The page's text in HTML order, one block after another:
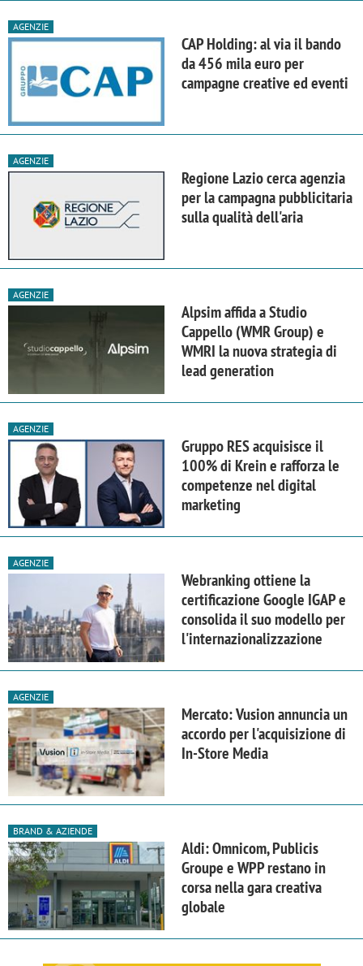
AGENZIE
CAP Holding: al via il bando
da 456 mila euro per
campagne creative ed eventi
AGENZIE
Regione Lazio cerca agenzia
per la campagna pubblicitaria
sulla qualità dell'aria
AGENZIE
Alpsim affida a Studio
Cappello (WMR Group) e
WMRI la nuova strategia di
lead generation
AGENZIE
Gruppo RES acquisisce il
100% di Krein e rafforza le
competenze nel digital
marketing
AGENZIE
Webranking ottiene la
certificazione Google IGAP e
consolida il suo modello per
l'internazionalizzazione
AGENZIE
Mercato: Vusion annuncia un
accordo per l'acquisizione di
In-Store Media
BRAND & AZIENDE
Aldi: Omnicom, Publicis
Groupe e WPP restano in
corsa nella gara creativa
globale